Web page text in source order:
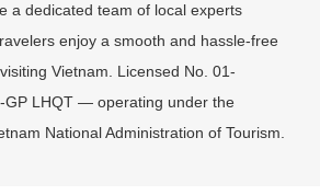
a dedicated team of local experts
enjoy a smooth and hassle-free
Vietnam. Licensed No. 01-
GP LHQT — operating under the
National Administration of Tourism.